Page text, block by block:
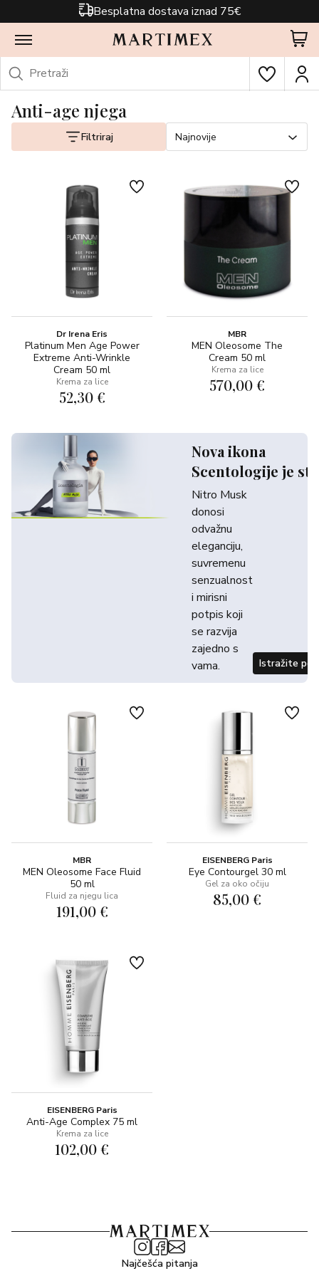
Besplatna dostava iznad 75€
Anti-age njega
Filtriraj Najnovije
Dr Irena Eris
Platinum Men Age Power
Extreme Anti-Wrinkle
Cream 50 ml
Krema za lice
52,30 €
MBR
MEN Oleosome The
Cream 50 ml
Krema za lice
570,00 €
Nova ikona
Scentologije je
Nitro Musk
donosi
odvažnu
eleganciju,
suvremenu
senzualnost
i mirisni
potpis koji
se razvija
zajedno s
vama.
Istražite
MBR
MEN Oleosome Face Fluid
50 ml
Fluid za njegu lica
191,00 €
EISENBERG Paris
Eye Contourgel 30 ml
Gel za oko očiju
85,00 €
EISENBERG Paris
Anti-Age Complex 75 ml
Krema za lice
102,00 €
Najčešća pitanja